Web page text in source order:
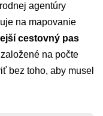
agentúry
na mapovanie
cestovný pas
na počte
bez toho, aby musel